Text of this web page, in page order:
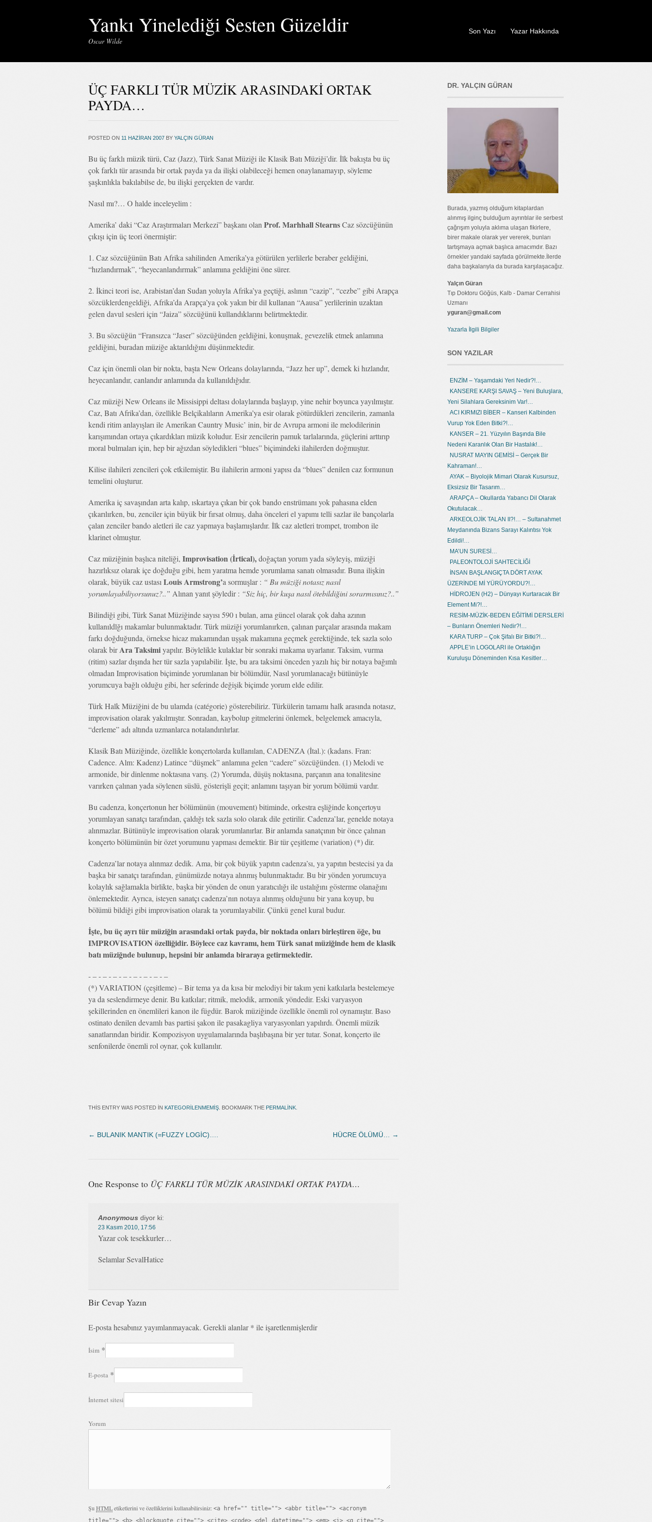
Yankı Yinelediği Sesten Güzeldir
Oscar Wilde
Son Yazı Yazar Hakkında
ÜÇ FARKLI TÜR MÜZİK ARASINDAKİ ORTAK
PAYDA…
POSTED ON 11 HAZIRAN 2007 BY YALÇIN GÜRAN
Bu üç farklı müzik türü, Caz (Jazz), Türk Sanat Müziği ile Klasik Batı Müziği’dir. İlk bakışta bu üç
çok farklı tür arasında bir ortak payda ya da ilişki olabileceği hemen onaylanamayıp, söyleme
şaşkınlıkla bakılabilse de, bu ilişki gerçekten de vardır.
Nasıl mı?… O halde inceleyelim :
Amerika’ daki “Caz Araştırmaları Merkezi” başkanı olan Prof. Marhhall StearnsCaz sözcüğünün
çıkışı için üç teori önermiştir:
1. Caz sözcüğünün Batı Afrika sahilinden Amerika’ya götürülen yerlilerle beraber geldiğini,
“hızlandırmak”, “heyecanlandırmak” anlamına geldiğini öne sürer.
2. İkinci teori ise, Arabistan’dan Sudan yoluyla Afrika’ya geçtiği, aslının “cazip”, “cezbe” gibi Arapça
sözcüklerdengeldiği, Afrika’da Arapça’ya çok yakın bir dil kullanan “Aausa” yerlilerinin uzaktan
gelen davul sesleri için “Jaiza” sözcüğünü kullandıklarını belirtmektedir.
3. Bu sözcüğün “Fransızca “Jaser” sözcüğünden geldiğini, konuşmak, gevezelik etmek anlamına
geldiğini, buradan müziğe aktarıldığını düşünmektedir.
Caz için önemli olan bir nokta, başta New Orleans dolaylarında, “Jazz her up”, demek ki hızlandır,
heyecanlandır, canlandır anlamında da kullanıldığıdır.
Caz müziği New Orleans ile Missisippi deltası dolaylarında başlayıp, yine nehir boyunca yayılmıştır.
Caz, Batı Afrika’dan, özellikle Belçikalıların Amerika’ya esir olarak götürdükleri zencilerin, zamanla
kendi ritim anlayışları ile Amerikan Cauntry Music’ inin, bir de Avrupa armoni ile melodilerinin
karışımından ortaya çıkardıkları müzik koludur. Esir zencilerin pamuk tarlalarında, güçlerini arttırıp
moral bulmaları için, hep bir ağızdan söyledikleri “blues” biçimindeki ilahilerden doğmuştur.
Kilise ilahileri zencileri çok etkilemiştir. Bu ilahilerin armoni yapısı da “blues” denilen caz formunun
temelini oluşturur.
Amerika iç savaşından arta kalıp, ıskartaya çıkan bir çok bando enstrümanı yok pahasına elden
çıkarılırken, bu, zenciler için büyük bir fırsat olmuş, daha önceleri el yapımı telli sazlar ile bançolarla
çalan zenciler bando aletleri ile caz yapmaya başlamışlardır. İlk caz aletleri trompet, trombon ile
klarinet olmuştur.
Caz müziğinin başlıca niteliği, Improvisation (İrtical),doğaçtan yorum yada söyleyiş, müziği
hazırlıksız olarak içe doğduğu gibi, hem yaratma hemde yorumlama sanatı olmasıdır. Buna ilişkin
olarak, büyük caz ustası Louis Armstrong’a sormuşlar : “ Bu müziği notasız nasıl
yorumlayabiliyorsunuz?..” Alınan yanıt şöyledir : “Siz hiç, bir kuşa nasıl ötebildiğini sorarmısınız?..”
Bilindiği gibi, Türk Sanat Müziğinde sayısı 590 ı bulan, ama güncel olarak çok daha azının
kullanıldlğı makamlar bulunmaktadır. Türk müziği yorumlanırken, çalınan parçalar arasında makam
farkı doğduğunda, örnekse hicaz makamından uşşak makamına geçmek gerektiğinde, tek sazla solo
olarak birAra Taksimiyapılır. Böylelikle kulaklar bir sonraki makama uyarlanır. Taksim, vurma
(ritim) sazlar dışında her tür sazla yapılabilir. İşte, bu ara taksimi önceden yazılı hiç bir notaya bağımlı
olmadan Improvisation biçiminde yorumlanan bir bölümdür, Nasıl yorumlanacağı bütünüyle
yorumcuya bağlı olduğu gibi, her seferinde değişik biçimde yorum elde edilir.
Türk Halk Müziğini de bu ulamda (catégorie) gösterebiliriz. Türkülerin tamamı halk arasında notasız,
improvisation olarak yakılmıştır. Sonradan, kaybolup gitmelerini önlemek, belgelemek amacıyla,
“derleme” adı altında uzmanlarca notalandırılırlar.
Klasik Batı Müziğinde, özellikle konçertolarda kullanılan, CADENZA (İtal.): (kadans. Fran:
Cadence. Alm: Kadenz) Latince “düşmek” anlamına gelen “cadere” sözcüğünden. (1) Melodi ve
armonide, bir dinlenme noktasına varış. (2) Yorumda, düşüş noktasına, parçanın ana tonalitesine
varırken çalınan yada söylenen süslü, gösterişli geçit; anlamını taşıyan bir yorum bölümü vardır.
Bu cadenza, konçertonun her bölümünün (mouvement) bitiminde, orkestra eşliğinde konçertoyu
yorumlayan sanatçı tarafından, çaldığı tek sazla solo olarak dile getirilir. Cadenza’lar, genelde notaya
alınmazlar. Bütünüyle improvisation olarak yorumlanırlar. Bir anlamda sanatçının bir önce çalınan
konçerto bölümünün bir özet yorumunu yapması demektir. Bir tür çeşitleme (variation) (*) dir.
Cadenza’lar notaya alınmaz dedik. Ama, bir çok büyük yapıtın cadenza’sı, ya yapıtın bestecisi ya da
başka bir sanatçı tarafından, günümüzde notaya alınmış bulunmaktadır. Bu bir yönden yorumcuya
kolaylık sağlamakla birlikte, başka bir yönden de onun yaratıcılığı ile ustalığını gösterme olanağını
önlemektedir. Ayrıca, isteyen sanatçı cadenza’nın notaya alınmış olduğunu bir yana koyup, bu
bölümü bildiği gibi improvisation olarak ta yorumlayabilir. Çünkü genel kural budur.
İşte, bu üç ayrı tür müziğin arasındaki ortak payda, bir noktada onları birleştiren öğe, bu
IMPROVISATION özelliğidir. Böylece caz kavramı, hem Türk sanat müziğinde hem de klasik
batı müziğnde bulunup, hepsini bir anlamda biraraya getirmektedir.
- – - – - – - – - – - – - – - –
(*) VARIATION (çeşitleme) – Bir tema ya da kısa bir melodiyi bir takım yeni katkılarla bestelemeye
ya da seslendirmeye denir. Bu katkılar; ritmik, melodik, armonik yöndedir. Eski varyasyon
şekillerinden en önemlileri kanon ile fügdür. Barok müziğinde özellikle önemli rol oynamıştır. Baso
ostinato denilen devamlı bas partisi şakon ile pasakagliya varyasyonları yapılırdı. Önemli müzik
sanatlarından biridir. Kompozisyon uygulamalarında başlıbaşına bir yer tutar. Sonat, konçerto ile
senfonilerde önemli rol oynar, çok kullanılır.
THIS ENTRY WAS POSTED IN KATEGORILENMEMIŞ . BOOKMARK THE PERMALINK
← BULANIK MANTIK (=FUZZY LOGİC)…. HÜCRE ÖLÜMÜ… →
One Response to ÜÇ FARKLI TÜR MÜZİK ARASINDAKİ ORTAK PAYDA…
Anonymous diyor ki:
23 Kasım 2010, 17:56
Yazar cok tesekkurler…
Selamlar SevalHatice
Bir Cevap Yazın
E-posta hesabınız yayımlanmayacak. Gerekli alanlar* ile işaretlenmişlerdir
İsim *
E-posta *
İnternet sitesi
Yorum
Şu HTMLetiketlerini ve özelliklerini kullanabilirsiniz: <a href="" title=""> <abbr title=""> <acronym
title=""> <b> <blockquote cite=""> <cite> <code> <del datetime=""> <em> <i> <q cite="">
DR. YALÇIN GÜRAN
Burada, yazmış olduğum kitaplardan
alınmış ilginç bulduğum ayrıntılar ile serbest
çağrışım yoluyla aklıma ulaşan fikirlere,
birer makale olarak yer vererek, bunları
tartışmaya açmak başlıca amacımdır. Bazı
örnekler yandaki sayfada görülmekte.İlerde
daha başkalarıyla da burada karşılaşacağız.
Yalçın Güran
Tıp Doktoru Göğüs, Kalb - Damar Cerrahisi
Uzmanı
yguran@gmail.com
Yazarla İlgili Bilgiler
SON YAZILAR
ENZİM – Yaşamdaki Yeri Nedir?!…
KANSERE KARŞI SAVAŞ – Yeni Buluşlara,
Yeni Silahlara Gereksinim Var!…
ACI KIRMIZI BİBER – Kanseri Kalbinden
Vurup Yok Eden Bitki?!…
KANSER – 21. Yüzyılın Başında Bile
Nedeni Karanlık Olan Bir Hastalık!…
NUSRAT MAYIN GEMİSİ – Gerçek Bir
Kahraman!…
AYAK – Biyolojik Mimari Olarak Kusursuz,
Eksizsiz Bir Tasarım…
ARAPÇA – Okullarda Yabancı Dil Olarak
Okutulacak…
ARKEOLOJİK TALAN II?!… – Sultanahmet
Meydanında Bizans Sarayı Kalıntısı Yok
Edildi!…
MA’UN SURESİ…
PALEONTOLOJİ SAHTECİLİĞİ
İNSAN BAŞLANGIÇTA DÖRT AYAK
ÜZERİNDE Mİ YÜRÜYORDU?!…
HİDROJEN (H2) – Dünyayı Kurtaracak Bir
Element Mi?!…
RESİM-MÜZİK-BEDEN EĞİTİMİ DERSLERİ
– Bunların Önemleri Nedir?!…
KARA TURP – Çok Şifalı Bir Bitki?!…
APPLE’in LOGOLARI ile Ortaklığın
Kuruluşu Döneminden Kısa Kesitler…